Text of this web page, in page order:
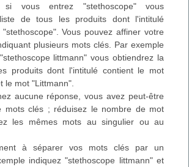
si vous entrez "stethoscope" vous
de tous les produits dont l'intitulé
Vous pouvez affiner votre
plusieurs mots clés. Par exemple
littmann" vous obtiendrez la
produits dont l'intitulé contient le mot
le mot "Littmann".
aucune réponse, vous avez peut-être
mots clés ; réduisez le nombre de mot
les mêmes mots au singulier ou au
à séparer vos mots clés par un
indiquez "stethoscope littmann" et